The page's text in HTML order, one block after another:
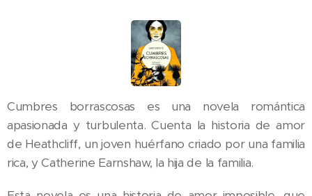
Cumbres borrascosas es una novela romántica
apasionada y turbulenta. Cuenta la historia de amor
de Heathcliff, un joven huérfano criado por una familia
rica, y Catherine Earnshaw, la hija de la familia.